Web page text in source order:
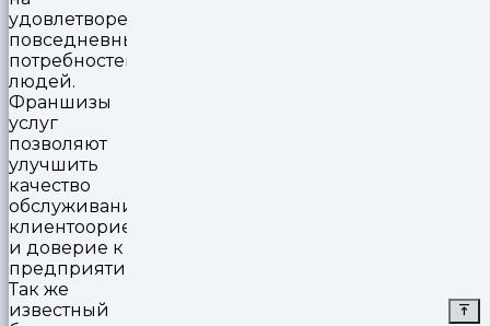
удовлетворение
повседневных
потребностей
людей.
Франшизы
услуг
позволяют
улучшить
качество
обслуживания,
клиентоориентированность
и доверие к
предприятию.
Так же
известный